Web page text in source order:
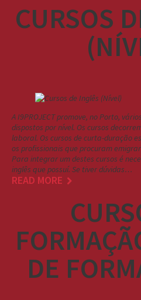
CURSOS
A I9PROJECT promove, no Porto,
dispostos por nível. Os cursos
laboral. Os cursos de curta-duração
os profissionais que procuram
Para integrar um destes cursos é
inglês que possuí. Se tiver dúvidas…
READ MORE
DE